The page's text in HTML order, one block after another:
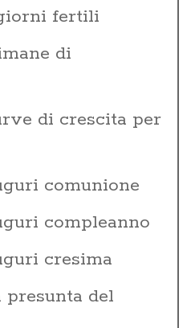
fertili
di
di crescita per
comunione
compleanno
cresima
presunta del